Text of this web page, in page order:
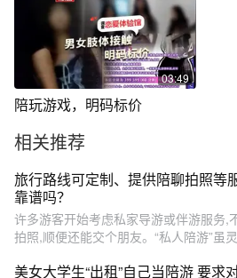
03:49
陪玩游戏，明码标价
相关推荐
旅行路线可定制、提供陪聊拍照等
靠谱吗？
许多游客开始考虑私家导游或伴游服务,
拍照,顺便还能交个朋友。“私人陪游”虽
美女大学生“出租”自己当陪游 要求